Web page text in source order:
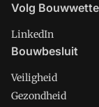
Volg
LinkedIn
Bouwbesluit
Veiligheid
Gezondheid